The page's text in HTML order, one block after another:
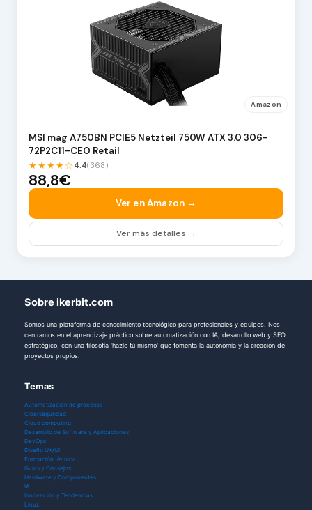
Amazon
MSI mag A750BN PCIE5 Netzteil 750W ATX 3.0 306-
72P2C11-CEO Retail
★★★★☆ 4.4(368)
88,8€
Ver en Amazon →
Ver más detalles →
Sobre ikerbit.com
Somos una plataforma de conocimiento tecnológico para profesionales y equipos. Nos
centramos en el aprendizaje práctico sobre automatización con IA, desarrollo web y SEO
estratégico, con una filosofía 'hazlo tú mismo' que fomenta la autonomía y la creación de
proyectos propios.
Temas
Automatización de procesos
Ciberseguridad
Cloud computing
Desarrollo de Software y Aplicaciones
DevOps
Diseño UX/UI
Formación técnica
Guías y Consejos
Hardware y Componentes
IA
Innovación y Tendencias
Linux